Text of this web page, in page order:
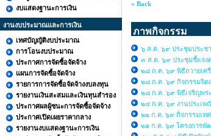
งบแสดงฐานะการเงิน
งานงบประมาณและการเงิน
เทศบัญญัติงบประมาณ
การโอนงบประมาณ
ประกาศการจัดซื้อจัดจ้าง
แผนการจัดซื้อจัดจ้าง
รายการการจัดซื้อจัดจ้างงบลงทุน
รายงานเงินสะสมและเงินทุนสำรอง
ประกาศผลผู้ชนะการจัดซื้อจัดจ้าง
ประกาศเปิดเผยราคากลาง
รายงานงบแสดงฐานะการเงิน
« Back
ภาพกิจกรรม
๖ ส.ค. ๖๙ ประชุมประช
๓ ส.ค. ๖๙ ประชุมชี้แจง
๒๘ ก.ค. ๖๙ พิธีถวายเค
๒๘ ก.ค. ๖๙ กิจกรรมจิ
๒๘ ก.ค. ๖๙ พิธีเจริญพร
๒๔ ก.ค. ๖๙ งานประเพ
๒๒ ก.ค. ๖๙ กิจกรรมเท
๒๑ ก.ค. ๖๙ โครงการพั